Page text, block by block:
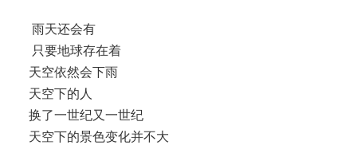
雨天还会有
只要地球存在着
天空依然会下雨
天空下的人
换了一世纪又一世纪
天空下的景色变化并不大